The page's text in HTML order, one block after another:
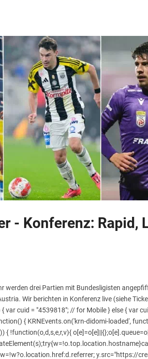
- Konferenz: Rapid,
werden drei Partien mit Bundesligisten
Wir berichten in Konferenz live (siehe
var cuid = "4539818"; // for Mobile } else { var
{ KRNEvents.on('krn-didomi-loaded',
{ !function(o,d,s,e,r,v){
y.src="https://